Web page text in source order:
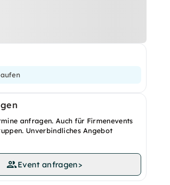
anfragen. Auch für Firmenevents
Unverbindliches Angebot
Event anfragen>